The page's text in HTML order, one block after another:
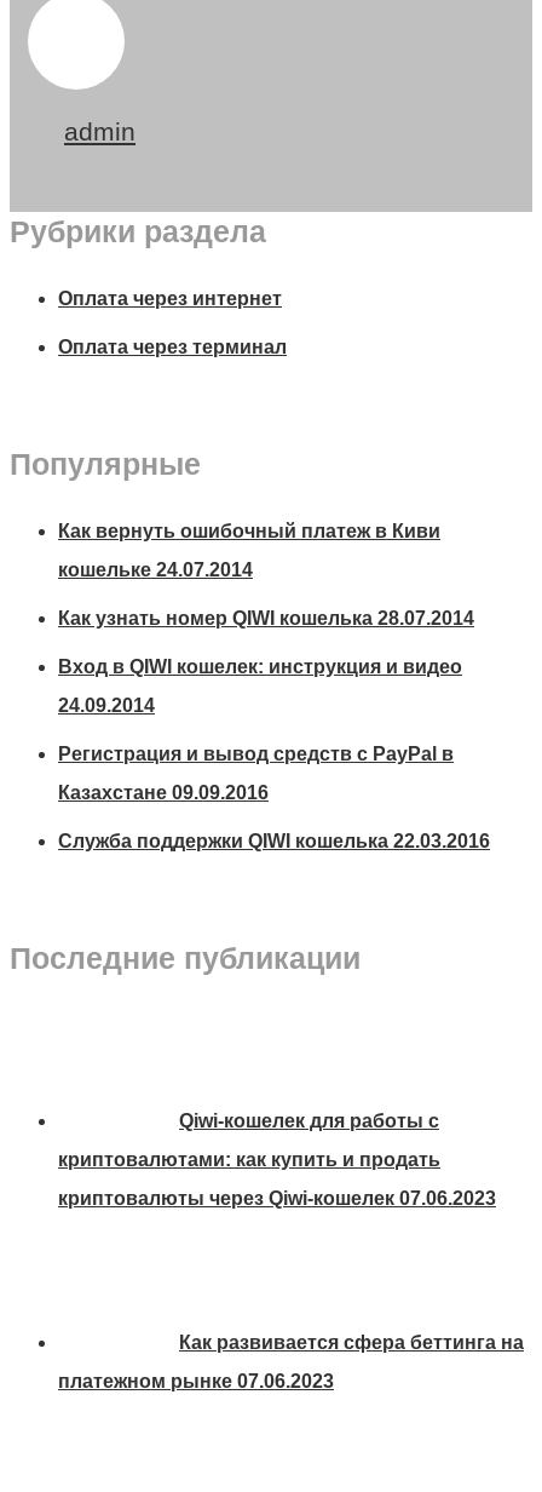
admin
Рубрики раздела
Оплата через интернет
Оплата через терминал
Популярные
Как вернуть ошибочный платеж в Киви
кошельке 24.07.2014
Как узнать номер QIWI кошелька 28.07.2014
Вход в QIWI кошелек: инструкция и видео
24.09.2014
Регистрация и вывод средств с PayPal в
Казахстане 09.09.2016
Служба поддержки QIWI кошелька 22.03.2016
Последние публикации
Qiwi-кошелек для работы с
криптовалютами: как купить и продать
криптовалюты через Qiwi-кошелек 07.06.2023
Как развивается сфера беттинга на
платежном рынке 07.06.2023